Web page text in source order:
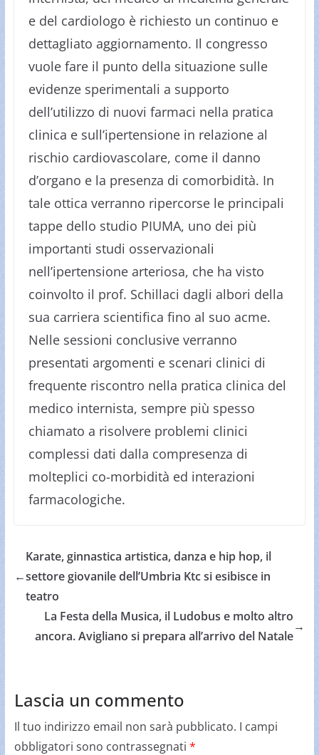
e del cardiologo è richiesto un continuo e
dettagliato aggiornamento. Il congresso
vuole fare il punto della situazione sulle
evidenze sperimentali a supporto
dell’utilizzo di nuovi farmaci nella pratica
clinica e sull’ipertensione in relazione al
rischio cardiovascolare, come il danno
d’organo e la presenza di comorbidità. In
tale ottica verranno ripercorse le principali
tappe dello studio PIUMA, uno dei più
importanti studi osservazionali
nell’ipertensione arteriosa, che ha visto
coinvolto il prof. Schillaci dagli albori della
sua carriera scientifica fino al suo acme.
Nelle sessioni conclusive verranno
presentati argomenti e scenari clinici di
frequente riscontro nella pratica clinica del
medico internista, sempre più spesso
chiamato a risolvere problemi clinici
complessi dati dalla compresenza di
molteplici co-morbidità ed interazioni
farmacologiche.
←
Karate, ginnastica artistica, danza e hip hop, il
settore giovanile dell’Umbria Ktc si esibisce in
teatro
La Festa della Musica, il Ludobus e molto altro
ancora. Avigliano si prepara all’arrivo del Natale
→
Lascia un commento
Il tuo indirizzo email non sarà pubblicato. I campi
obbligatori sono contrassegnati *